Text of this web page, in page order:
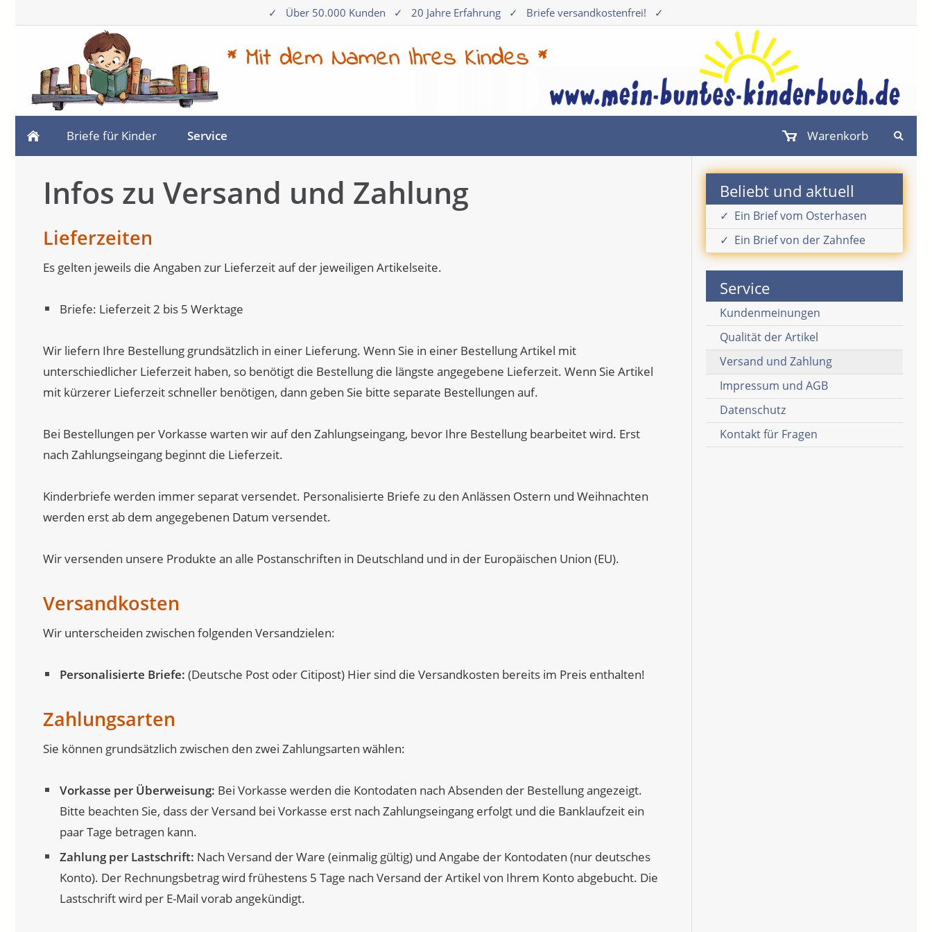
✓ Über 50.000 Kunden ✓ 20 Jahre Erfahrung ✓ Briefe versandkostenfrei! ✓
Briefe für Kinder Service Warenkorb
Infos zu Versand und Zahlung
Lieferzeiten
Es gelten jeweils die Angaben zur Lieferzeit auf der jeweiligen Artikelseite.
Briefe: Lieferzeit 2 bis 5 Werktage
Wir liefern Ihre Bestellung grundsätzlich in einer Lieferung. Wenn Sie in einer Bestellung Artikel mit
unterschiedlicher Lieferzeit haben, so benötigt die Bestellung die längste angegebene Lieferzeit. Wenn Sie Artikel
mit kürzerer Lieferzeit schneller benötigen, dann geben Sie bitte separate Bestellungen auf.
Bei Bestellungen per Vorkasse warten wir auf den Zahlungseingang, bevor Ihre Bestellung bearbeitet wird. Erst
nach Zahlungseingang beginnt die Lieferzeit.
Kinderbriefe werden immer separat versendet. Personalisierte Briefe zu den Anlässen Ostern und Weihnachten
werden erst ab dem angegebenen Datum versendet.
Wir versenden unsere Produkte an alle Postanschriften in Deutschland und in der Europäischen Union (EU).
Versandkosten
Wir unterscheiden zwischen folgenden Versandzielen:
Personalisierte Briefe: (Deutsche Post oder Citipost) Hier sind die Versandkosten bereits im Preis enthalten!
Zahlungsarten
Sie können grundsätzlich zwischen den zwei Zahlungsarten wählen:
Vorkasse per Überweisung: Bei Vorkasse werden die Kontodaten nach Absenden der Bestellung angezeigt.
Bitte beachten Sie, dass der Versand bei Vorkasse erst nach Zahlungseingang erfolgt und die Banklaufzeit ein
paar Tage betragen kann.
Zahlung per Lastschrift: Nach Versand der Ware (einmalig gültig) und Angabe der Kontodaten (nur deutsches
Konto). Der Rechnungsbetrag wird frühestens 5 Tage nach Versand der Artikel von Ihrem Konto abgebucht. Die
Lastschrift wird per E-Mail vorab angekündigt.
Beliebt und aktuell
✓ Ein Brief vom Osterhasen
✓ Ein Brief von der Zahnfee
Service
Kundenmeinungen
Qualität der Artikel
Versand und Zahlung
Impressum und AGB
Datenschutz
Kontakt für Fragen